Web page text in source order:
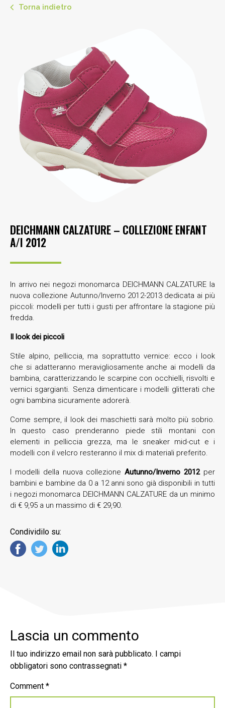
Torna indietro
DEICHMANN CALZATURE – COLLEZIONE ENFANT
A/I 2012
In arrivo nei negozi monomarca DEICHMANN CALZATURE la
nuova collezione Autunno/Inverno 2012-2013 dedicata ai più
piccoli: modelli per tutti i gusti per affrontare la stagione più
fredda.
Il look dei piccoli
Stile alpino, pelliccia, ma soprattutto vernice: ecco i look
che si adatteranno meravigliosamente anche ai modelli da
bambina, caratterizzando le scarpine con occhielli, risvolti e
vernici sgargianti. Senza dimenticare i modelli glitterati che
ogni bambina sicuramente adorerà.
Come sempre, il look dei maschietti sarà molto più sobrio.
In questo caso prenderanno piede stili montani con
elementi in pelliccia grezza, ma le sneaker mid-cut e i
modelli con il velcro resteranno il mix di materiali preferito.
I modelli della nuova collezioneAutunno/Inverno 2012per
bambini e bambine da 0 a 12 anni sono già disponibili in tutti
i negozi monomarca DEICHMANN CALZATURE da un minimo
di € 9,95 a un massimo di € 29,90.
Condividilo su:
Lascia un commento
Il tuo indirizzo email non sarà pubblicato.
I campi
obbligatori sono contrassegnati *
Comment *